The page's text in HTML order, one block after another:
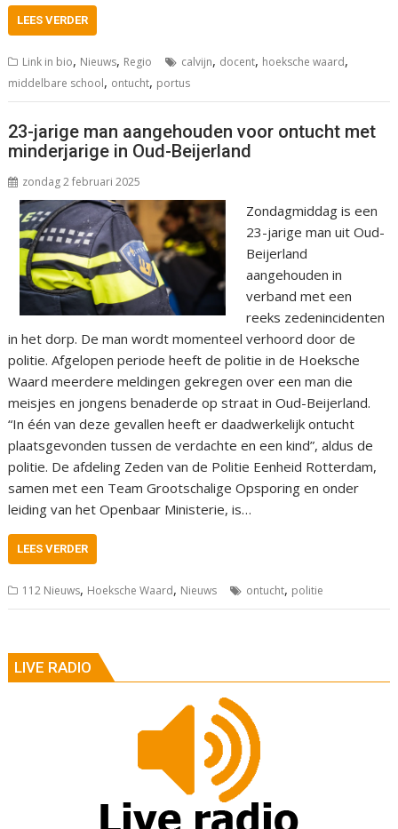
LEES VERDER
Link in bio, Nieuws, Regio calvijn, docent, hoeksche waard,
middelbare school, ontucht, portus
23-jarige man aangehouden voor ontucht met
minderjarige in Oud-Beijerland
zondag 2 februari 2025
Zondagmiddag is een
23-jarige man uit Oud-
Beijerland
aangehouden in
verband met een
reeks zedenincidenten
in het dorp. De man wordt momenteel verhoord door de
politie. Afgelopen periode heeft de politie in de Hoeksche
Waard meerdere meldingen gekregen over een man die
meisjes en jongens benaderde op straat in Oud-Beijerland.
“In één van deze gevallen heeft er daadwerkelijk ontucht
plaatsgevonden tussen de verdachte en een kind”, aldus de
politie. De afdeling Zeden van de Politie Eenheid Rotterdam,
samen met een Team Grootschalige Opsporing en onder
leiding van het Openbaar Ministerie, is…
LEES VERDER
112 Nieuws, Hoeksche Waard, Nieuws ontucht, politie
LIVE RADIO